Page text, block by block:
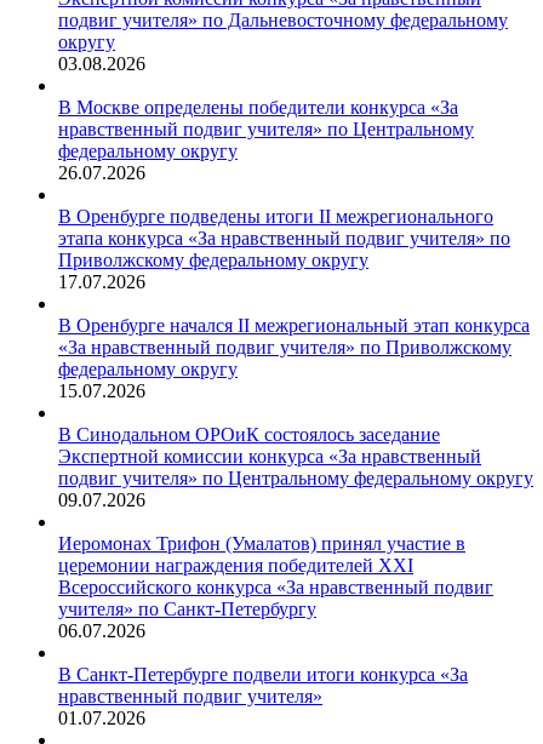
подвиг учителя» по Дальневосточному федеральному
округу
03.08.2026
В Москве определены победители конкурса «За
нравственный подвиг учителя» по Центральному
федеральному округу
26.07.2026
В Оренбурге подведены итоги II межрегионального
этапа конкурса «За нравственный подвиг учителя» по
Приволжскому федеральному округу
17.07.2026
В Оренбурге начался II межрегиональный этап конкурса
«За нравственный подвиг учителя» по Приволжскому
федеральному округу
15.07.2026
В Синодальном ОРОиК состоялось заседание
Экспертной комиссии конкурса «За нравственный
подвиг учителя» по Центральному федеральному округу
09.07.2026
Иеромонах Трифон (Умалатов) принял участие в
церемонии награждения победителей XXI
Всероссийского конкурса «За нравственный подвиг
учителя» по Санкт-Петербургу
06.07.2026
В Санкт-Петербурге подвели итоги конкурса «За
нравственный подвиг учителя»
01.07.2026